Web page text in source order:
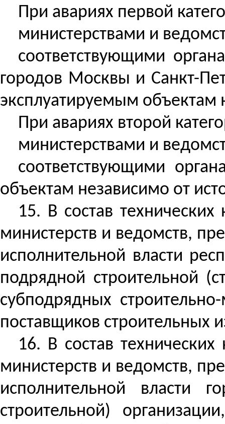
При авариях первой
министерствами и
соответствующими
городов Москвы и Санкт-
эксплуатируемым объектам
При авариях второй
министерствами и
соответствующими
объектам независимо от
15. В состав
министерств и ведомств,
исполнительной власти
подрядной строительной
субподрядных
поставщиков строительных
16. В состав
министерств и ведомств,
исполнительной власти
строительной)